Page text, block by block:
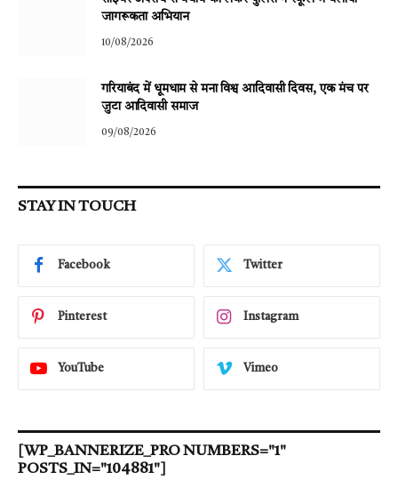
जागरूकता अभियान
10/08/2026
गरियाबंद में धूमधाम से मना विश्व आदिवासी दिवस, एक मंच पर
जुटा आदिवासी समाज
09/08/2026
STAY IN TOUCH
Facebook Twitter
Pinterest Instagram
YouTube Vimeo
[WP_BANNERIZE_PRO NUMBERS="1"
POSTS_IN="104881"]